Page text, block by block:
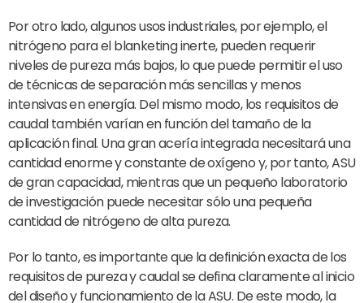
Por otro lado, algunos usos industriales, por ejemplo, el
nitrógeno para el blanketing inerte, pueden requerir
niveles de pureza más bajos, lo que puede permitir el uso
de técnicas de separación más sencillas y menos
intensivas en energía. Del mismo modo, los requisitos de
caudal también varían en función del tamaño de la
aplicación final. Una gran acería integrada necesitará una
cantidad enorme y constante de oxígeno y, por tanto, ASU
de gran capacidad, mientras que un pequeño laboratorio
de investigación puede necesitar sólo una pequeña
cantidad de nitrógeno de alta pureza.
Por lo tanto, es importante que la definición exacta de los
requisitos de pureza y caudal se defina claramente al inicio
del diseño y funcionamiento de la ASU. De este modo, la